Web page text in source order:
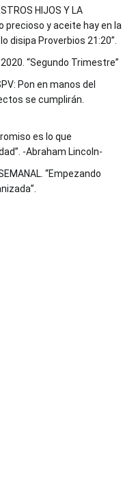
HIJOS Y LA
precioso y aceite hay en la
disipa Proverbios 21:20”.
2020. “Segundo Trimestre”
Pon en manos del
se cumplirán.
es lo que
-Abraham Lincoln-
“Empezando